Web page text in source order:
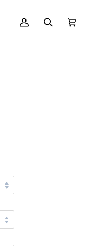
ア
絞
カ